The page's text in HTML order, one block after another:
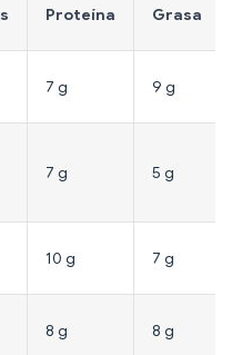
Proteína Grasa
7 g 9 g
7 g 5 g
10 g 7 g
8 g 8 g